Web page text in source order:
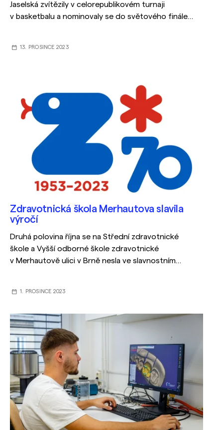
Jaselská zvítězily v celorepublikovém turnaji
v basketbalu a nominovaly se do světového finále,
13. PROSINCE 2023
Zdravotnická škola Merhautova slavila
výročí
Druhá polovina října se na Střední zdravotnické
škole a Vyšší odborné škole zdravotnické
v Merhautově ulici v Brně nesla ve slavnostním
velký kus cesty a stala se moderní školou
oborech zdravotnictví.
1. PROSINCE 2023